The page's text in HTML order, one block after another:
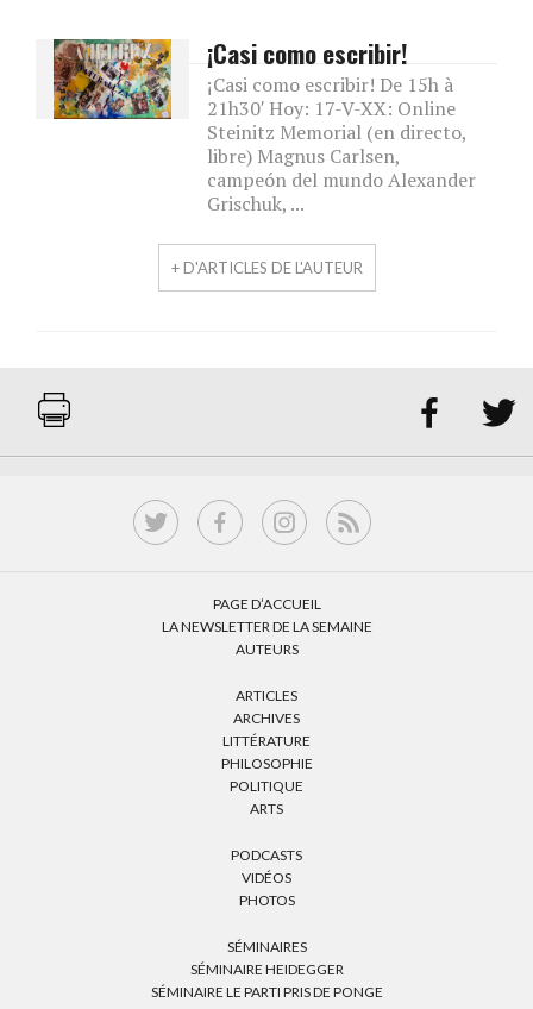
¡Casi como escribir!
¡Casi como escribir! De 15h à
21h30′ Hoy: 17-V-XX: Online
Steinitz Memorial (en directo,
libre) Magnus Carlsen,
campeón del mundo Alexander
Grischuk, ...
+ D'ARTICLES DE L'AUTEUR
 
PAGE D’ACCUEIL
LA NEWSLETTER DE LA SEMAINE
AUTEURS
ARTICLES
ARCHIVES
LITTÉRATURE
PHILOSOPHIE
POLITIQUE
ARTS
PODCASTS
VIDÉOS
PHOTOS
SÉMINAIRES
SÉMINAIRE HEIDEGGER
SÉMINAIRE LE PARTI PRIS DE PONGE